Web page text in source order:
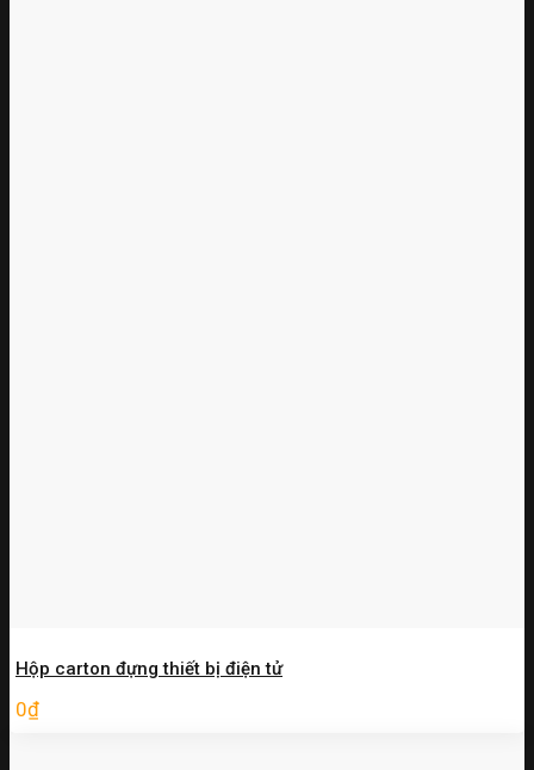
Hộp carton đựng thiết bị điện tử
0₫